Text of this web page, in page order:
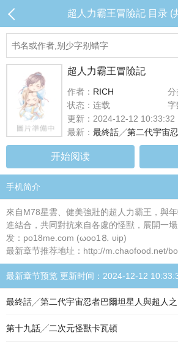
超人力霸王冒險記 目录 (
超人力霸王冒險記
作者： RICH
分
状态：连载
字
更新：2024-12-12 10:33:32
最新： 最終話╱第二代宇宙
开始阅读
手机简介
來自M78星雲、健美強壯的超人力霸王，與
進結合，共同對抗來自各處的怪獸，展開一
发：po18me.com (ωoо1⒏ υip)
最新章节推荐地址：http://m.chaofood.net/
最新章节预览 更新时间：2024-12-12
最終話╱第二代宇宙忍者巴爾坦星人與超人之
第十九話╱二次元怪獸卡瓦頓